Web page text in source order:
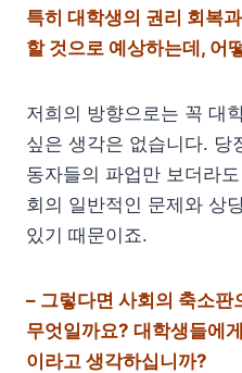
특히 대학생의 권리 회복
할 것으로 예상하는데, 어
저희의 방향으로는 꼭 대
싶은 생각은 없습니다. 당
동자들의 파업만 보더라
회의 일반적인 문제와 상
있기 때문이죠.
– 그렇다면 사회의 축소
무엇일까요? 대학생들에
이라고 생각하십니까?